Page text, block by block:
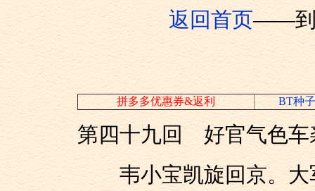
返回首页——到
拼多多优惠券&返利 BT种
第四十九回 好官气色车
韦小宝凯旋回京。大